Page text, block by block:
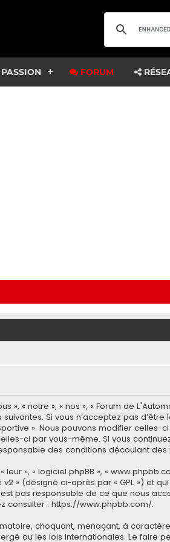
PASSION FORUM
« notre », « nos », « Forum de
Si vous n’acceptez pas
». Nous pouvons modifier
ci par vous-même. Si vous
des conditions découlant
», « logiciel phpBB », «
v2 » (désigné ci-après par « GPL ») et
pas responsable de ce que nous
consulter : https://www.phpbb.com/.
choquant, menaçant, à
ou les lois internationales. Le faire